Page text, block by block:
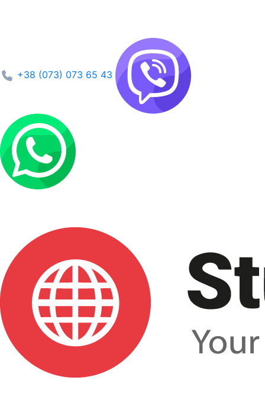
+38 (073) 073 65 43